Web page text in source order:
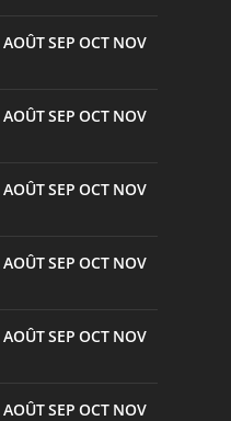
AOÛTSEP OCT NOV
AOÛTSEP OCT NOV
AOÛTSEP OCT NOV
AOÛTSEP OCT NOV
AOÛTSEP OCT NOV
AOÛTSEP OCT NOV